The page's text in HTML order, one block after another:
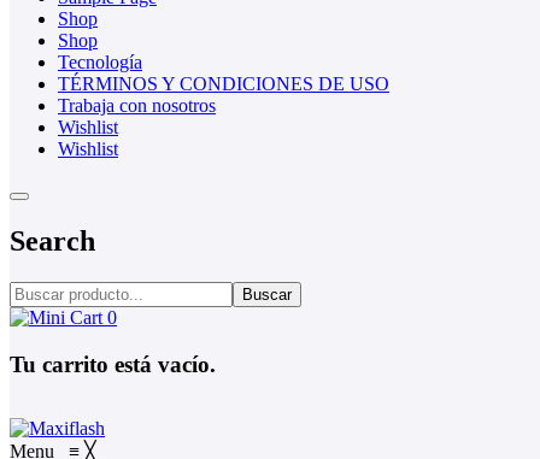
Shop
Shop
Tecnología
TÉRMINOS Y CONDICIONES DE USO
Trabaja con nosotros
Wishlist
Wishlist
Search
Buscar
0
Tu carrito está vacío.
Menu ≡ ╳